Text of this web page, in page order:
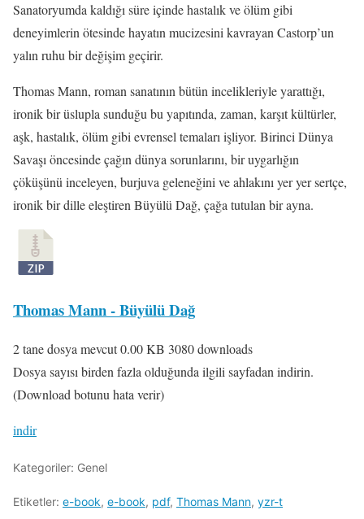
Sanatoryumda kaldığı süre içinde hastalık ve ölüm gibi
deneyimlerin ötesinde hayatın mucizesini kavrayan Castorp’un
yalın ruhu bir değişim geçirir.
Thomas Mann, roman sanatının bütün incelikleriyle yarattığı,
ironik bir üslupla sunduğu bu yapıtında, zaman, karşıt kültürler,
aşk, hastalık, ölüm gibi evrensel temaları işliyor. Birinci Dünya
Savaşı öncesinde çağın dünya sorunlarını, bir uygarlığın
çöküşünü inceleyen, burjuva geleneğini ve ahlakını yer yer sertçe,
ironik bir dille eleştiren Büyülü Dağ, çağa tutulan bir ayna.
Thomas Mann - Büyülü Dağ
2 tane dosya mevcut0.00 KB 3080 downloads
Dosya sayısı birden fazla olduğunda ilgili sayfadan indirin.
(Download botunu hata verir)
indir
Kategoriler: Genel
Etiketler: e-book, e-book, pdf, Thomas Mann, yzr-t